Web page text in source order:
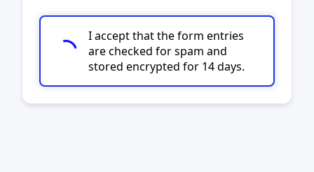
I accept that the form entries
are checked for spam and
stored encrypted for 14 days.